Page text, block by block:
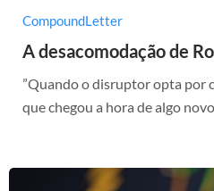
CompoundLetter
A desacomodação de
”Quando o disruptor opta por
que chegou a hora de algo